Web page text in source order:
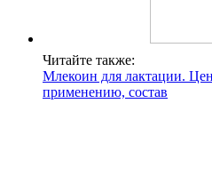
Читайте также:
Млекоин для лактации.
применению, состав